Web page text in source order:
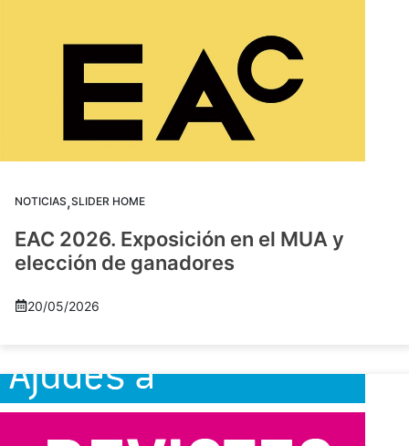
NOTICIAS,SLIDER HOME
EAC 2026. Exposición en el MUA y
elección de ganadores
20/05/2026